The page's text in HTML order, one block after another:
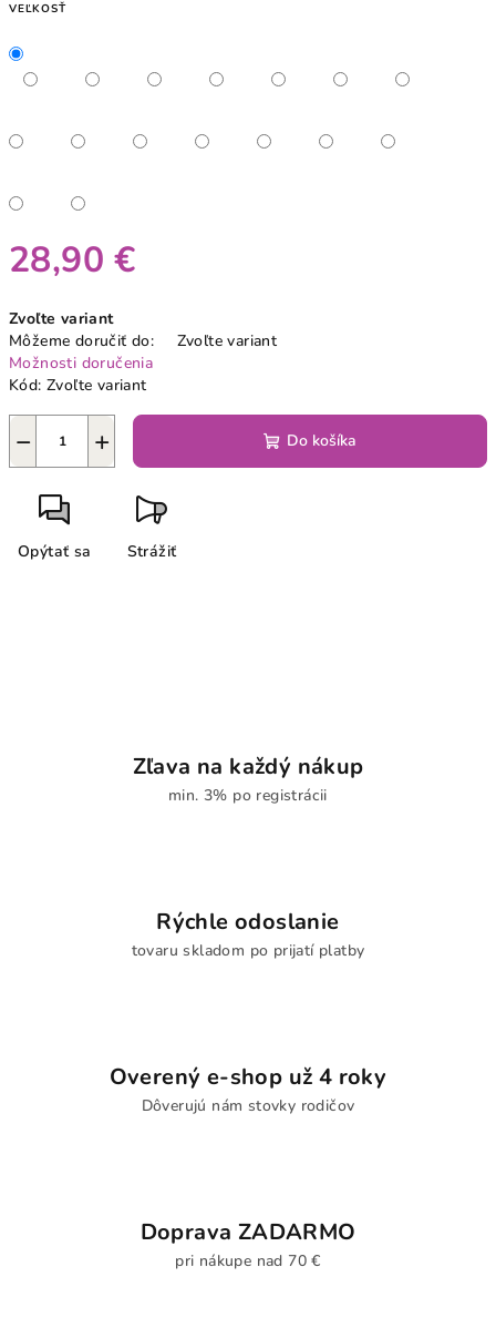
VEĽKOSŤ
28,90 €
cena:
Zvoľte variant
Môžeme doručiť do:
Zvoľte variant
Možnosti doručenia
Kód: Zvoľte variant
+
− Do košíka
Opýtať sa Strážiť
Zľava na každý nákup
min. 3% po registrácii
Rýchle odoslanie
tovaru skladom po prijatí platby
Overený e-shop už 4 roky
Dôverujú nám stovky rodičov
Doprava ZADARMO
pri nákupe nad 70 €